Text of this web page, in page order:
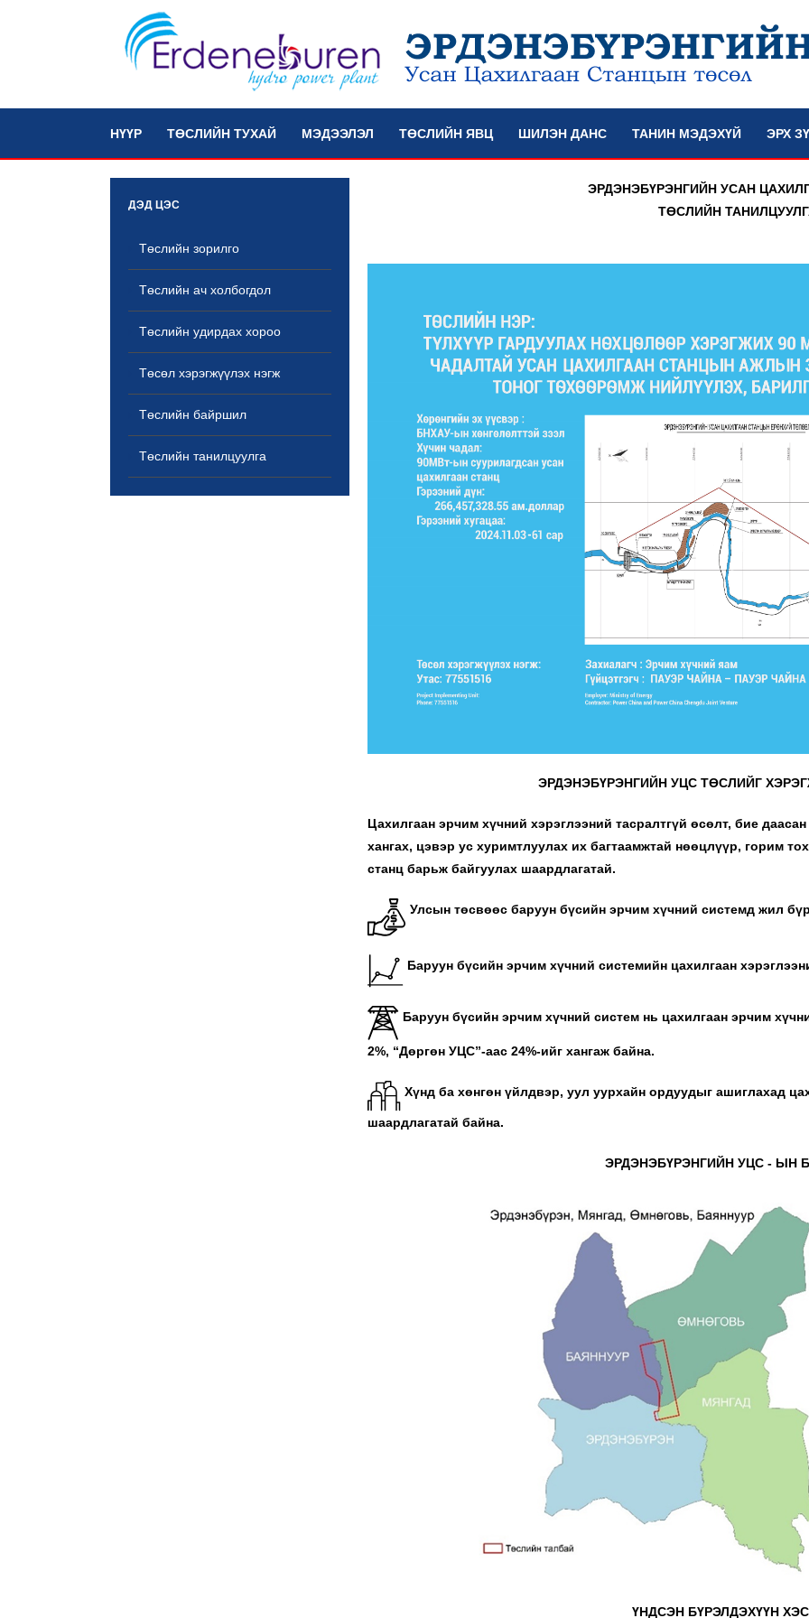
НҮҮР ТӨСЛИЙН ТУХАЙ МЭДЭЭЛЭЛ ТӨСЛИЙН ЯВЦ ШИЛЭН ДАНС ТАНИН МЭДЭХҮЙ ЭРХ
ДЭД ЦЭС
Төслийн зорилго
Төслийн ач холбогдол
Төслийн удирдах хороо
Төсөл хэрэгжүүлэх нэгж
Төслийн байршил
Төслийн танилцуулга
ЭРДЭНЭБҮРЭНГИЙН УСАН
ТӨСЛИЙН
ЭРДЭНЭБҮРЭНГИЙН УЦС ТӨСЛИЙГ
Цахилгаан эрчим хүчний хэрэглээний тасралтгүй өсөлт, бие
хангах, цэвэр ус хуримтлуулах их багтаамжтай нөөцлүүр, горим
станц барьж байгуулах шаардлагатай.
Улсын төсвөөс баруун бүсийн эрчим хүчний системд жил
Баруун бүсийн эрчим хүчний системийн цахилгаан
Баруун бүсийн эрчим хүчний систем нь цахилгаан эрчим
2%, “Дөргөн УЦС”-аас 24%-ийг хангаж байна.
Хүнд ба хөнгөн үйлдвэр, уул уурхайн ордуудыг ашиглахад
шаардлагатай байна.
ЭРДЭНЭБҮРЭНГИЙН УЦС - ЫН
ҮНДСЭН БҮРЭЛДЭХҮҮН